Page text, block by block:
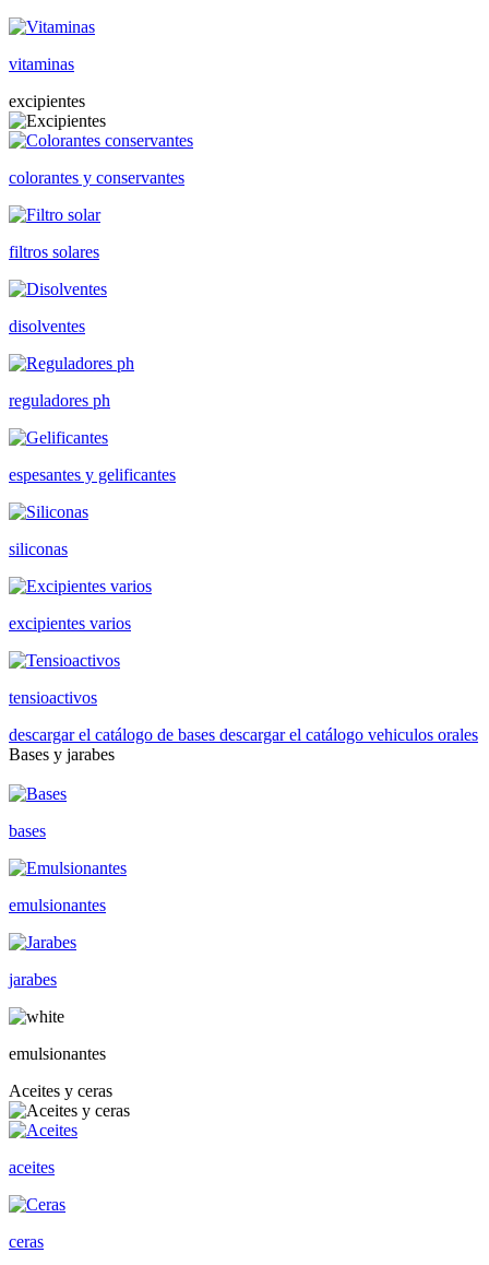
vitaminas
excipientes
colorantes y conservantes
filtros solares
disolventes
reguladores ph
espesantes y gelificantes
siliconas
excipientes varios
tensioactivos
descargar el catálogo de bases descargar el catálogo vehiculos orales
Bases y jarabes
bases
emulsionantes
jarabes
emulsionantes
Aceites y ceras
aceites
ceras